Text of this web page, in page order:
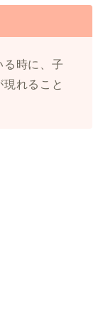
る時に、子
れること